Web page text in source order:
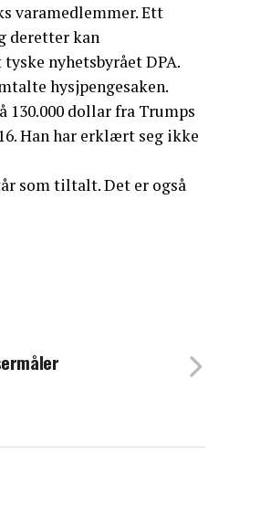
varamedlemmer. Ett
deretter kan
nyhetsbyrået DPA.
hysjpengesaken.
dollar fra Trumps
Han har erklært seg ikke
som tiltalt. Det er også